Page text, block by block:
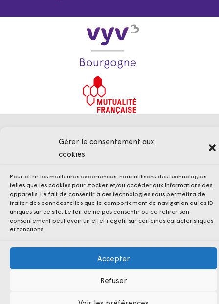
Gérer le consentement aux
cookies
Pour offrir les meilleures expériences, nous utilisons des technologies
telles que les cookies pour stocker et/ou accéder aux informations des
appareils. Le fait de consentir à ces technologies nous permettra de
traiter des données telles que le comportement de navigation ou les ID
uniques sur ce site. Le fait de ne pas consentir ou de retirer son
consentement peut avoir un effet négatif sur certaines caractéristiques
et fonctions.
Accepter
Refuser
Mentions légales Politique de confidentialité
Conditions Générales de Vente